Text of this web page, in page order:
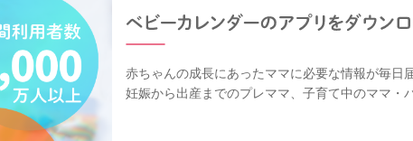
赤ちゃんの成長にあったママに必要な情報が毎日
妊娠から出産までのプレママ、子育て中のママ・